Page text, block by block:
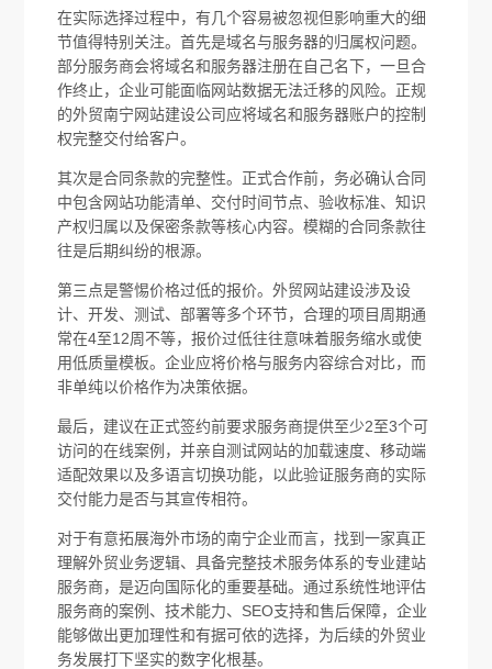
在实际选择过程中，有几个容易被忽视但影响重大的细
节值得特别关注。首先是域名与服务器的归属权问题。
部分服务商会将域名和服务器注册在自己名下，一旦合
作终止，企业可能面临网站数据无法迁移的风险。正规
的外贸南宁网站建设公司应将域名和服务器账户的控制
权完整交付给客户。
其次是合同条款的完整性。正式合作前，务必确认合同
中包含网站功能清单、交付时间节点、验收标准、知识
产权归属以及保密条款等核心内容。模糊的合同条款往
往是后期纠纷的根源。
第三点是警惕价格过低的报价。外贸网站建设涉及设
计、开发、测试、部署等多个环节，合理的项目周期通
常在4至12周不等，报价过低往往意味着服务缩水或使
用低质量模板。企业应将价格与服务内容综合对比，而
非单纯以价格作为决策依据。
最后，建议在正式签约前要求服务商提供至少2至3个可
访问的在线案例，并亲自测试网站的加载速度、移动端
适配效果以及多语言切换功能，以此验证服务商的实际
交付能力是否与其宣传相符。
对于有意拓展海外市场的南宁企业而言，找到一家真正
理解外贸业务逻辑、具备完整技术服务体系的专业建站
服务商，是迈向国际化的重要基础。通过系统性地评估
服务商的案例、技术能力、SEO支持和售后保障，企业
能够做出更加理性和有据可依的选择，为后续的外贸业
务发展打下坚实的数字化根基。